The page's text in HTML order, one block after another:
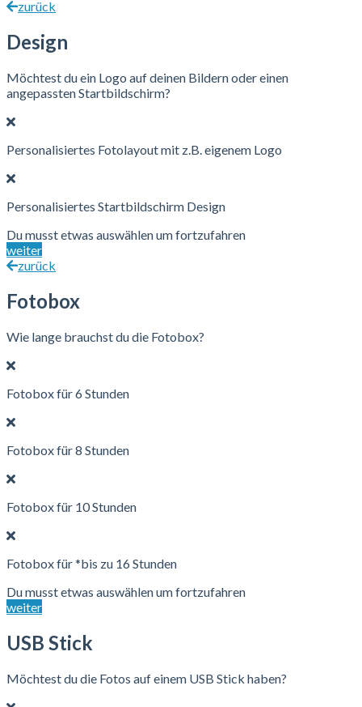
zurück
Design
Möchtest du ein Logo auf deinen Bildern oder einen
angepassten Startbildschirm?
Personalisiertes Fotolayout mit z.B. eigenem Logo
Personalisiertes Startbildschirm Design
Du musst etwas auswählen um fortzufahren
weiter
zurück
Fotobox
Wie lange brauchst du die Fotobox?
Fotobox für 6 Stunden
Fotobox für 8 Stunden
Fotobox für 10 Stunden
Fotobox für *bis zu 16 Stunden
Du musst etwas auswählen um fortzufahren
weiter
USB Stick
Möchtest du die Fotos auf einem USB Stick haben?